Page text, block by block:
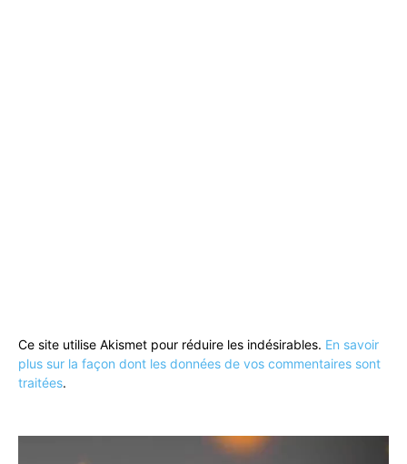
Ce site utilise Akismet pour réduire les indésirables. En savoir
plus sur la façon dont les données de vos commentaires sont
traitées.